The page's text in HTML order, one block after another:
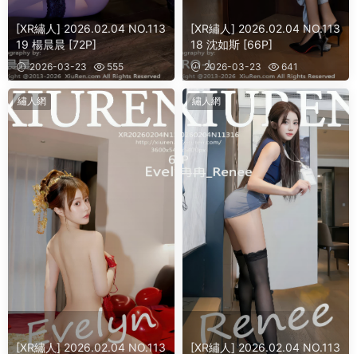
[XR繡人] 2026.02.04 NO.113
19 楊晨晨 [72P]
2026-03-23 555
[XR繡人] 2026.02.04 NO.113
18 沈如斯 [66P]
2026-03-23 641
繡人網
[XR繡人] 2026.02.04 NO.113
繡人網
[XR繡人] 2026.02.04 NO.113